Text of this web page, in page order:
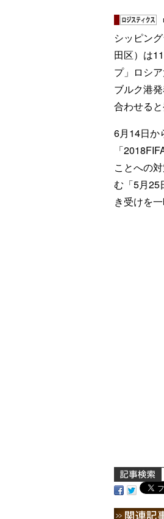
シッピン
田区）は
プ」ロシ
ブルク港
合わせると
6月14日か
「
ことへの
む「5月25
き受けを